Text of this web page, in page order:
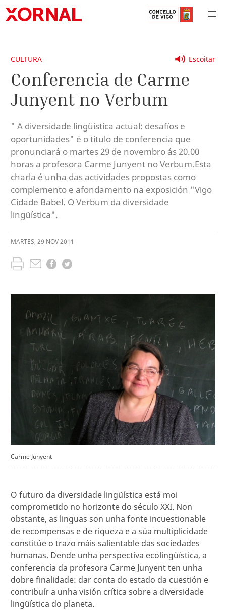
Escoitar
CULTURA
Conferencia de Carme
Junyent no Verbum
" A diversidade lingüística actual: desafíos e
oportunidades" é o título de conferencia que
pronunciará o martes 29 de novembro ás 20.00
horas a profesora Carme Junyent no Verbum.Esta
charla é unha das actividades propostas como
complemento e afondamento na exposición "Vigo
Cidade Babel. O Verbum da diversidade
lingüística".
MARTES, 29 NOV2011
Carme Junyent
O futuro da diversidade lingüística está moi
comprometido no horizonte do século XXI. Non
obstante, as linguas son unha fonte incuestionable
de recompensas e de riqueza e a súa multiplicidade
constitúe o trazo máis salientable das sociedades
humanas. Dende unha perspectiva ecolingüística, a
conferencia da profesora Carme Junyent ten unha
dobre finalidade: dar conta do estado da cuestión e
contribuír a unha visión crítica sobre a diversidade
lingüística do planeta.